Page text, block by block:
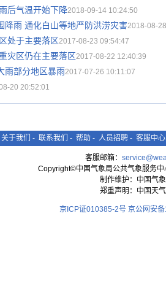
后气温开始下降2018-09-14 10:24:50
降雨 通化白山等地严防洪涝灾害2018-08-
处于主要落区2017-08-23 09:54:47
灾区仍在主要落区2017-08-22 12:40:39
雨部分地区暴雨2017-07-26 10:11:07
20 20:52:01
关于我们 - 联系我们 - 帮助 - 人员招聘 - 客服中心
客服邮箱：
Copyright©中国气象局公共气象服务
制作维护：中国气
郑重声明：中国天
京ICP证010385-2号 京公网安